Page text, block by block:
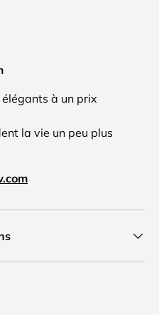
à un prix
la vie un peu plus